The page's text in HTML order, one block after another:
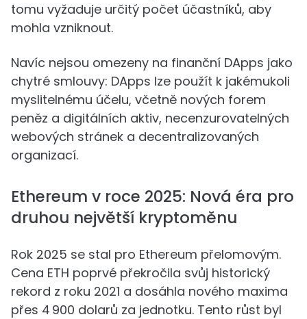
tomu vyžaduje určitý počet účastníků, aby
mohla vzniknout.
Navíc nejsou omezeny na finanční DApps jako
chytré smlouvy: DApps lze použít k jakémukoli
myslitelnému účelu, včetně nových forem
peněz a digitálních aktiv, necenzurovatelných
webových stránek a decentralizovaných
organizací.
Ethereum v roce 2025: Nová éra pro
druhou největší kryptoměnu
Rok 2025 se stal pro Ethereum přelomovým.
Cena ETH poprvé překročila svůj historický
rekord z roku 2021 a dosáhla nového maxima
přes 4 900 dolarů za jednotku. Tento růst byl